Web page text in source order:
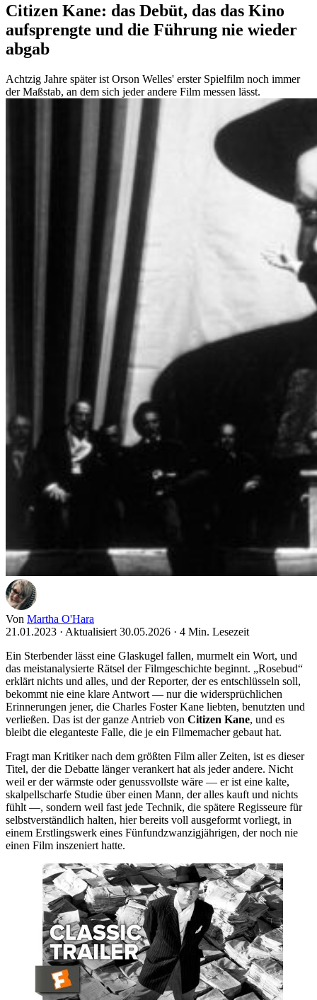
Citizen Kane: das Debüt, das das Kino
aufsprengte und die Führung nie wieder
abgab
Achtzig Jahre später ist Orson Welles' erster Spielfilm noch immer
der Maßstab, an dem sich jeder andere Film messen lässt.
Von Martha O'Hara
21.01.2023 · Aktualisiert 30.05.2026 · 4 Min. Lesezeit
Ein Sterbender lässt eine Glaskugel fallen, murmelt ein Wort, und
das meistanalysierte Rätsel der Filmgeschichte beginnt. „Rosebud“
erklärt nichts und alles, und der Reporter, der es entschlüsseln soll,
bekommt nie eine klare Antwort — nur die widersprüchlichen
Erinnerungen jener, die Charles Foster Kane liebten, benutzten und
verließen. Das ist der ganze Antrieb von Citizen Kane, und es
bleibt die eleganteste Falle, die je ein Filmemacher gebaut hat.
Fragt man Kritiker nach dem größten Film aller Zeiten, ist es dieser
Titel, der die Debatte länger verankert hat als jeder andere. Nicht
weil er der wärmste oder genussvollste wäre — er ist eine kalte,
skalpellscharfe Studie über einen Mann, der alles kauft und nichts
fühlt —, sondern weil fast jede Technik, die spätere Regisseure für
selbstverständlich halten, hier bereits voll ausgeformt vorliegt, in
einem Erstlingswerk eines Fünfundzwanzigjährigen, der noch nie
einen Film inszeniert hatte.